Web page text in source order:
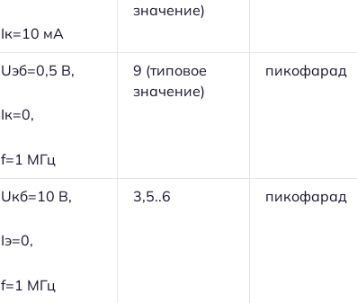
Iк=10 мА
значение)
Uэб=0,5 В,
Iк=0,
f=1 МГц
9 (типовое
значение)
пикофарад
Uкб=10 В,
Iэ=0,
f=1 МГц
3,5..6 пикофарад
й